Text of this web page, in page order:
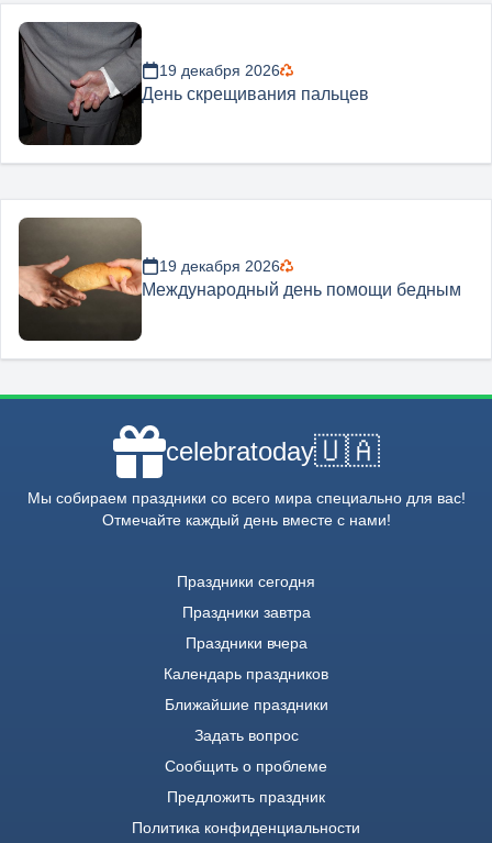
19 декабря 2026
День скрещивания пальцев
19 декабря 2026
Международный день помощи бедным
celebratoday🇺🇦
Мы собираем праздники со всего мира специально для вас!
Отмечайте каждый день вместе с нами!
Праздники сегодня
Праздники завтра
Праздники вчера
Календарь праздников
Ближайшие праздники
Задать вопрос
Сообщить о проблеме
Предложить праздник
Политика конфиденциальности